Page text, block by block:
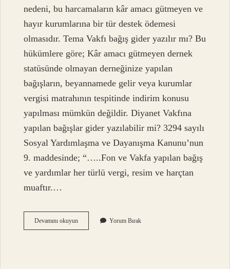
nedeni, bu harcamaların kâr amacı gütmeyen ve
hayır kurumlarına bir tür destek ödemesi
olmasıdır. Tema Vakfı bağış gider yazılır mı? Bu
hükümlere göre; Kâr amacı gütmeyen dernek
statüsünde olmayan derneğinize yapılan
bağışların, beyannamede gelir veya kurumlar
vergisi matrahının tespitinde indirim konusu
yapılması mümkün değildir. Diyanet Vakfına
yapılan bağışlar gider yazılabilir mi? 3294 sayılı
Sosyal Yardımlaşma ve Dayanışma Kanunu’nun
9. maddesinde; “…..Fon ve Vakfa yapılan bağış
ve yardımlar her türlü vergi, resim ve harçtan
muaftır.…
Devamını okuyunHangi
Vakıflara
Yorum Bırak